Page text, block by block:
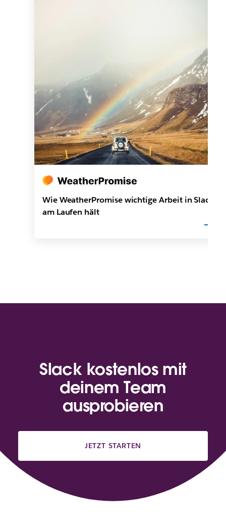
Wie WeatherPromise wichtige Arbeit in Slack
am Laufen hält
Slack kostenlos mit
deinem Team
ausprobieren
JETZT STARTEN